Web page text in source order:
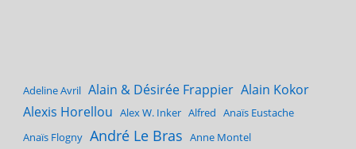
Adeline Avril Alain & Désirée Frappier Alain Kokor
Alexis Horellou Alex W. Inker Alfred Anaïs Eustache
Anaïs Flogny André Le Bras Anne Montel